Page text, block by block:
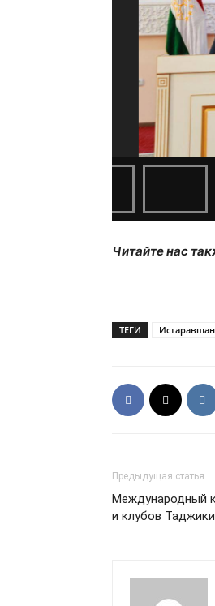
Читайте нас
ТЕГИ Истаравшан
Предыдущая статья
Международный
и клубов